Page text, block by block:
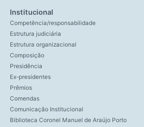
Institucional
Competência/responsabilidade
Estrutura judiciária
Estrutura organizacional
Composição
Presidência
Ex-presidentes
Prêmios
Comendas
Comunicação Institucional
Biblioteca Coronel Manuel de Araújo Porto